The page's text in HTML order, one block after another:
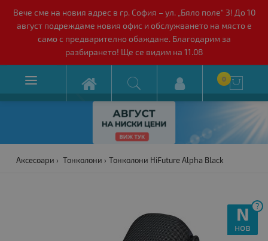
Вече сме на новия адрес в гр. София – ул. „Бяло поле“ 3! До 10
август подреждаме новия офис и обслужването на място е
само с предварително обаждане. Благодарим за
разбирането! Ще се видим на 11.08
 0 
Аксесоари Тонколони Тонколони HiFuture Alpha Black
?
N
нов